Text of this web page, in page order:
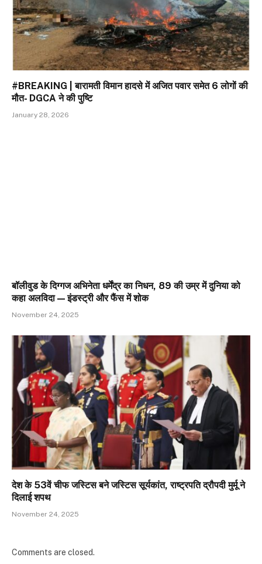
#BREAKING | बारामती विमान हादसे में अजित पवार समेत 6 लोगों की
मौत- DGCA ने की पुष्टि
January 28, 2026
बॉलीवुड के दिग्गज अभिनेता धर्मेंद्र का निधन, 89 की उम्र में दुनिया को
कहा अलविदा — इंडस्ट्री और फैंस में शोक
November 24, 2025
देश के 53वें चीफ जस्टिस बने जस्टिस सूर्यकांत, राष्ट्रपति द्रौपदी मुर्मू ने
दिलाई शपथ
November 24, 2025
Comments are closed.